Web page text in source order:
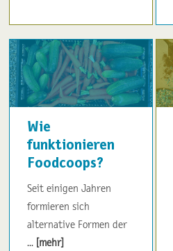
Wie
funktionieren
Foodcoops?
Seit einigen Jahren
formieren sich
alternative Formen der
... [mehr]